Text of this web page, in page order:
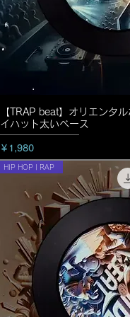
【TRAP beat】オリエンタ
イハット太いベース
価格
￥1,980
HIP HOP | RAP